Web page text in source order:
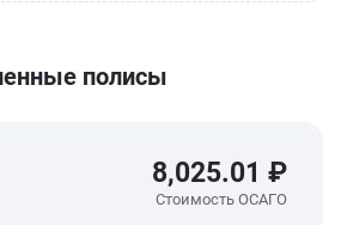
полисы
8,025.01 ₽
Стоимость ОСАГО